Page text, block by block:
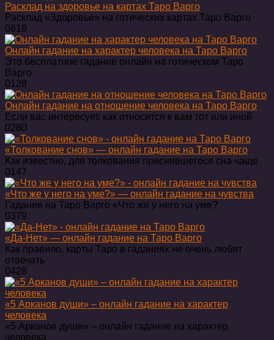
Расклад на здоровье на картах Таро Варго
Расклад «Здоровье» на готических картах Таро Варго
0619
Онлайн гадание на характер человека на Таро Варго
Это бесплатное гадание онлайн на готическом Таро
Варго
0128
Онлайн гадание на отношение человека на Таро Варго
Если вас интересует, как относится к вам тот или иной
0280
«Толкование снов» — онлайн гадание на Таро Варго
Как известно, для толкования приснившегося сна чаще
0147
«Что же у него на уме?» — онлайн гадание на чувства
Гадание на Таро Варго «Что же у него на уме?
0379
«Да-Нет» — онлайн гадание на Таро Варго
Как правило, карты Таро в гаданиях не очень любят
отвечать
0428
«5 Арканов души» – онлайн гадание на характер
человека
«5 Арканов души» – онлайн гадание на характер
человека